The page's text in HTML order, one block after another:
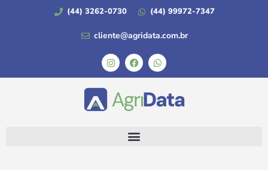
(44) 3262-0730 (44) 99972-7347
cliente@agridata.com.br